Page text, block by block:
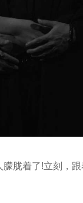
朦胧着了!立刻，